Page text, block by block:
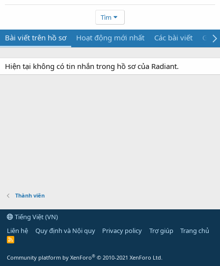
Tìm
Bài viết trên hồ sơ Hoạt động mới nhất Các bài viết Giới
Hiện tại không có tin nhắn trong hồ sơ của Radiant.
Thành viên
Tiếng Việt (VN)
Liên hệ
Quy định và Nội quy Privacy policy Trợ giúp Trang chủ
R
Community platform by XenForo® © 2010-2021 XenForo Ltd.